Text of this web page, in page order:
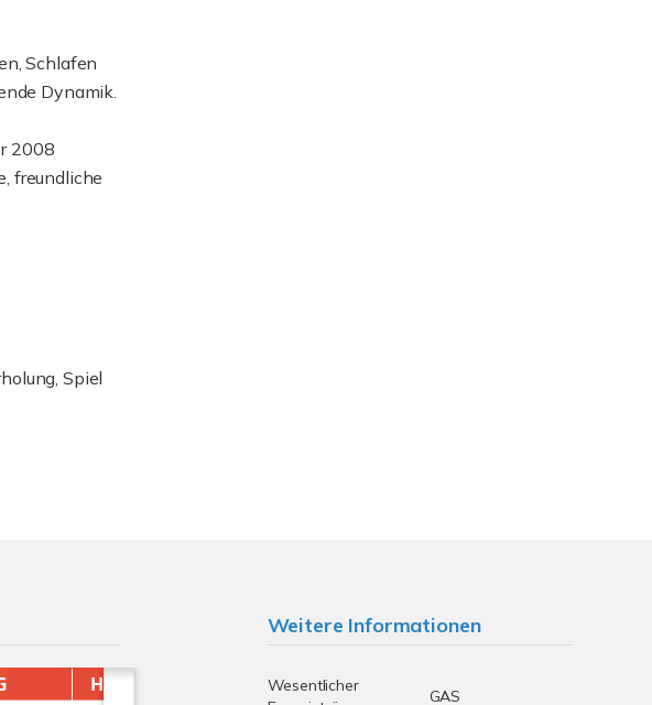
Schlafen
Dynamik.
2008
freundliche
Spiel
Weitere Informationen
Wesentlicher
GAS